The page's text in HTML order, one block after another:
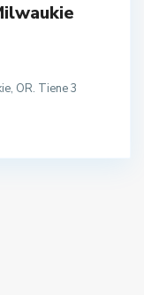
OR. Tiene 3